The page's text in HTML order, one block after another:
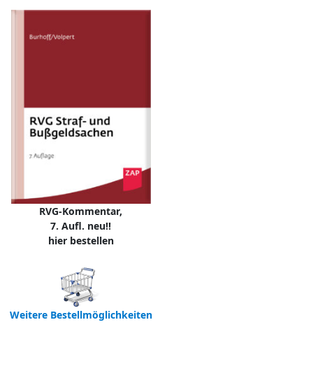
RVG-Kommentar,
7. Aufl. neu!!
hier bestellen
Weitere Bestellmöglichkeiten